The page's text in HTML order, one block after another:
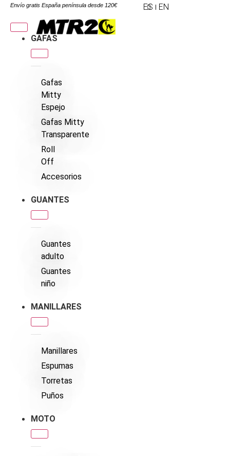
Envío gratis España península desde 120€ ES EN
GAFAS
Gafas
Mitty
Espejo
Gafas Mitty
Transparente
Roll
Off
Accesorios
GUANTES
Guantes
adulto
Guantes
niño
MANILLARES
Manillares
Espumas
Torretas
Puños
MOTO